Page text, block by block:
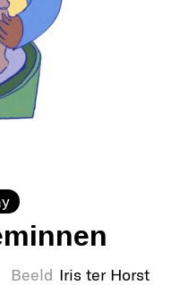
Beeld Iris ter Horst